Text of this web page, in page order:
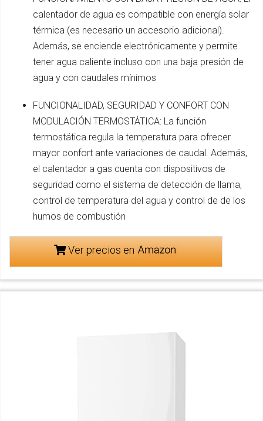
calentador de agua es compatible con energía solar
térmica (es necesario un accesorio adicional).
Además, se enciende electrónicamente y permite
tener agua caliente incluso con una baja presión de
agua y con caudales mínimos
FUNCIONALIDAD, SEGURIDAD Y CONFORT CON
MODULACIÓN TERMOSTÁTICA: La función
termostática regula la temperatura para ofrecer
mayor confort ante variaciones de caudal. Además,
el calentador a gas cuenta con dispositivos de
seguridad como el sistema de detección de llama,
control de temperatura del agua y control de de los
humos de combustión
Ver precios en